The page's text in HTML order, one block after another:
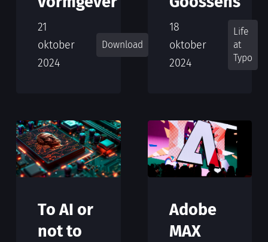
21
oktober
2024
Download
18
oktober
2024
Life
at
Typo
To AI or
not to
Adobe
MAX